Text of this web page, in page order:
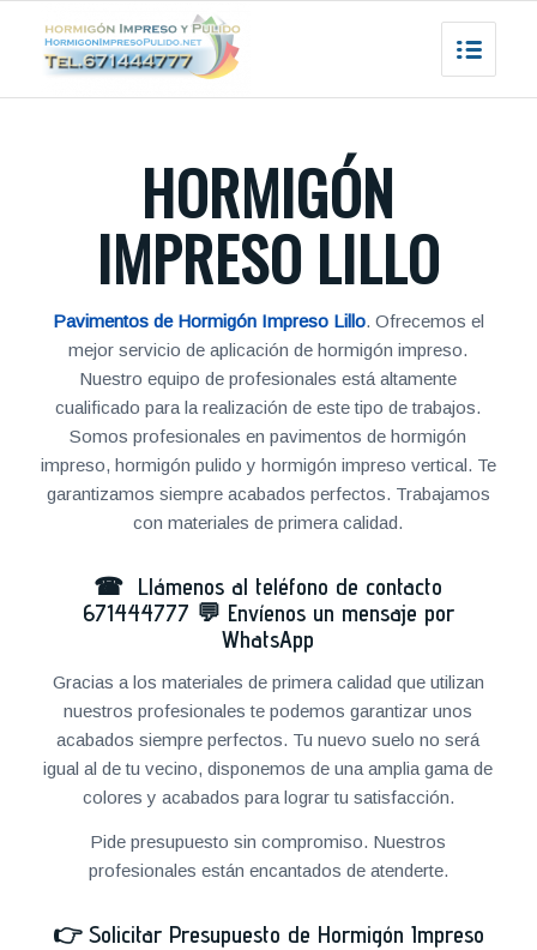
HORMIGÓN
IMPRESO LILLO
Pavimentos de Hormigón Impreso Lillo. Ofrecemos el
mejor servicio de aplicación de hormigón impreso.
Nuestro equipo de profesionales está altamente
cualificado para la realización de este tipo de trabajos.
Somos profesionales en pavimentos de hormigón
impreso, hormigón pulido y hormigón impreso vertical. Te
garantizamos siempre acabados perfectos. Trabajamos
con materiales de primera calidad.
☎ Llámenos al teléfono de contacto
671444777 💬 Envíenos un mensaje por
WhatsApp
Gracias a los materiales de primera calidad que utilizan
nuestros profesionales te podemos garantizar unos
acabados siempre perfectos. Tu nuevo suelo no será
igual al de tu vecino, disponemos de una amplia gama de
colores y acabados para lograr tu satisfacción.
Pide presupuesto sin compromiso. Nuestros
profesionales están encantados de atenderte.
👉 Solicitar Presupuesto de Hormigón Impreso